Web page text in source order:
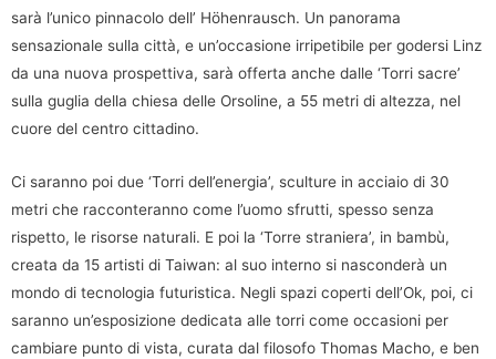
sarà l’unico pinnacolo dell’ Höhenrausch. Un panorama
sensazionale sulla città, e un’occasione irripetibile per godersi Linz
da una nuova prospettiva, sarà offerta anche dalle ‘Torri sacre’
sulla guglia della chiesa delle Orsoline, a 55 metri di altezza, nel
cuore del centro cittadino.
Ci saranno poi due ‘Torri dell’energia’, sculture in acciaio di 30
metri che racconteranno come l’uomo sfrutti, spesso senza
rispetto, le risorse naturali. E poi la ‘Torre straniera’, in bambù,
creata da 15 artisti di Taiwan: al suo interno si nasconderà un
mondo di tecnologia futuristica. Negli spazi coperti dell’Ok, poi, ci
saranno un’esposizione dedicata alle torri come occasioni per
cambiare punto di vista, curata dal filosofo Thomas Macho, e ben